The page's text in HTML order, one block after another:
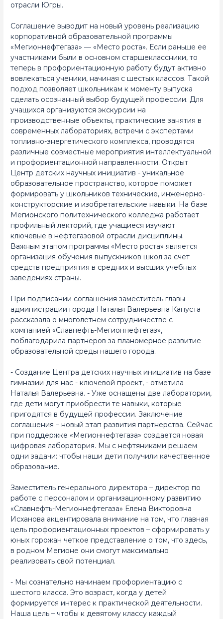
отрасли Югры.
Соглашение выводит на новый уровень реализацию
корпоративной образовательной программы
«Мегионнефтегаза» — «Место роста». Если раньше ее
участниками были в основном старшеклассники, то
теперь в профориентационную работу будут активно
вовлекаться ученики, начиная с шестых классов. Такой
подход позволяет школьникам к моменту выпуска
сделать осознанный выбор будущей профессии. Для
учащихся организуются экскурсии на
производственные объекты, практические занятия в
современных лабораториях, встречи с экспертами
топливно-энергетического комплекса, проводятся
различные совместные мероприятия интеллектуальной
и профориентационной направленности. Открыт
Центр детских научных инициатив - уникальное
образовательное пространство, которое поможет
формировать у школьников технические, инженерно-
конструкторские и изобретательские навыки. На базе
Мегионского политехнического колледжа работает
профильный лекторий, где учащиеся изучают
ключевые в нефтегазовой отрасли дисциплины.
Важным этапом программы «Место роста» является
организация обучения выпускников школ за счет
средств предприятия в средних и высших учебных
заведениях страны.
При подписании соглашения заместитель главы
администрации города Наталья Валерьевна Капуста
рассказала о многолетнем сотрудничестве с
компанией «Славнефть-Мегионнефтегаз»,
поблагодарила партнеров за планомерное развитие
образовательной среды нашего города.
- Создание Центра детских научных инициатив на базе
гимназии для нас - ключевой проект, - отметила
Наталья Валерьевна. - Уже оснащены две лаборатории,
где дети могут приобрести те навыки, которые
пригодятся в будущей профессии. Заключение
соглашения – новый этап развития партнерства. Сейчас
при поддержке «Мегионнефтегаза» создается новая
цифровая лаборатория. Мы с нефтяниками решаем
одни задачи: чтобы наши дети получили качественное
образование.
Заместитель генерального директора – директор по
работе с персоналом и организационному развитию
«Славнефть-Мегионнефтегаза» Елена Викторовна
Исханова акцентировала внимание на том, что главная
цель профориентационных проектов – сформировать у
юных горожан четкое представление о том, что здесь,
в родном Мегионе они смогут максимально
реализовать свой потенциал.
- Мы сознательно начинаем профориентацию с
шестого класса. Это возраст, когда у детей
формируется интерес к практической деятельности.
Наша цель – чтобы к девятому классу каждый